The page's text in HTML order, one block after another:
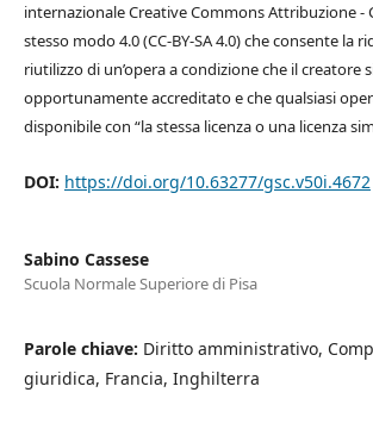
internazionale Creative Commons Attribuzione -
stesso modo 4.0 (CC-BY-SA 4.0) che consente la
riutilizzo di un’opera a condizione che il creatore
opportunamente accreditato e che qualsiasi
disponibile con “la stessa licenza o una licenza
DOI: https://doi.org/10.63277/gsc.v50i.4672
Sabino Cassese
Scuola Normale Superiore di Pisa
Parole chiave: Diritto amministrativo,
giuridica, Francia, Inghilterra